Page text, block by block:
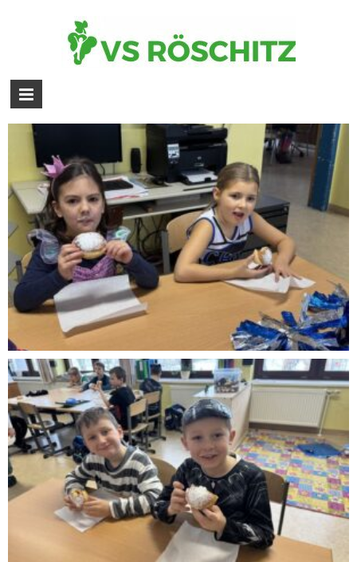
„Bildergalerie – Faschingsdienstag
– 17.02.2026“